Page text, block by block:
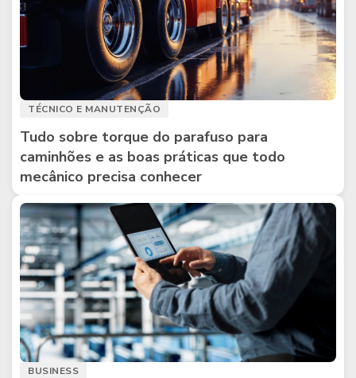
TÉCNICO E MANUTENÇÃO
Tudo sobre torque do parafuso para
caminhões e as boas práticas que todo
mecânico precisa conhecer
BUSINESS